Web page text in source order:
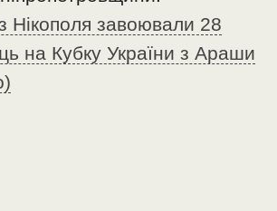
Нікополя завоювали 28
на Кубку України з Араши